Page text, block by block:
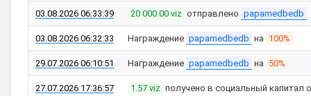
03.08.2026 06:33:39 20 000.00 viz отправлено papamedbedb
03.08.2026 06:32:33 Награждение papamedbedb на 100%
29.07.2026 06:10:51 Награждение papamedbedb на 50%
27.07.2026 17:36:57 1.57 viz получено в социальный капитал